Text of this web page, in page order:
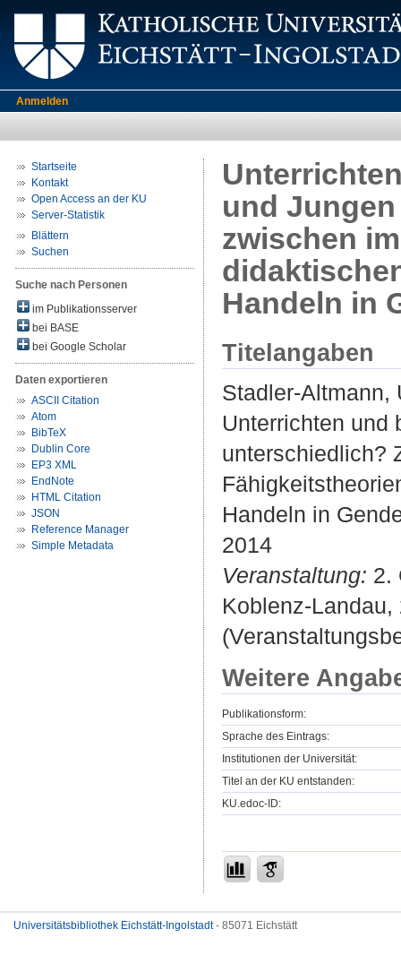
Anmelden
Startseite
Kontakt
Open Access an der KU
Server-Statistik
Blättern
Suchen
Suche nach Personen
im Publikationsserver
bei BASE
bei Google Scholar
Daten exportieren
ASCII Citation
Atom
BibTeX
Dublin Core
EP3 XML
EndNote
HTML Citation
JSON
Reference Manager
Simple Metadata
und
zwischen
Handeln in
Titelangaben
Stadler-Altmann,
Unterrichten und
unterschiedlich?
Handeln in
2014
Veranstaltung: 2.
Koblenz-
Weitere
Publikationsform:
Sprache des Eintrags:
Institutionen der Universität:
Titel an der KU entstanden:
KU.edoc-ID:
Universitätsbibliothek Eichstätt-Ingolstadt- 85071 Eichstätt